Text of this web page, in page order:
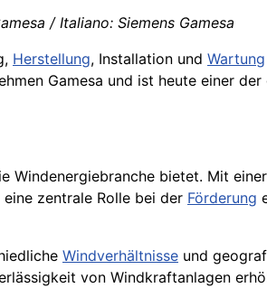
/ Italiano: Siemens Gamesa
Herstellung, Installation und Wartung
Gamesa und ist heute einer
Windenergiebranche bietet. Mit
zentrale Rolle bei der Förderung
Windverhältnisse und
von Windkraftanlagen